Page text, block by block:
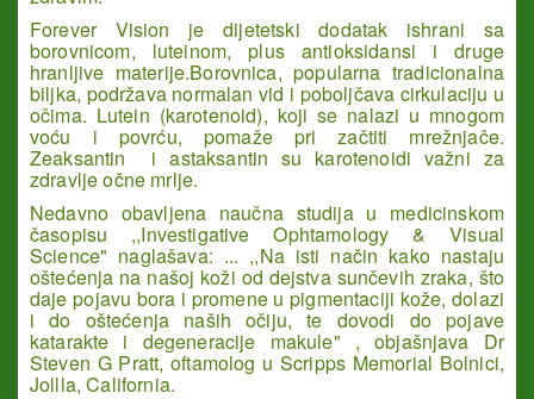
Forever Vision je dijetetski dodatak ishrani sa
borovnicom, luteinom, plus antioksidansi i druge
hranljive materije.Borovnica, popularna tradicionalna
biljka, podržava normalan vid i poboljčava cirkulaciju u
očima. Lutein (karotenoid), koji se nalazi u mnogom
voću i povrću, pomaže pri začtiti mrežnjače.
Zeaksantin i astaksantin su karotenoidi važni za
zdravlje očne mrlje.
Nedavno obavljena naučna studija u medicinskom
časopisu ,,Investigative Ophtamology & Visual
Science" naglašava: ... ,,Na isti način kako nastaju
oštećenja na našoj koži od dejstva sunčevih zraka, što
daje pojavu bora i promene u pigmentaciji kože, dolazi
i do oštećenja naših očiju, te dovodi do pojave
katarakte i degeneracije makule" , objašnjava Dr
Steven G Pratt, oftamolog u Scripps Memorial Bolnici,
Jollla, California.